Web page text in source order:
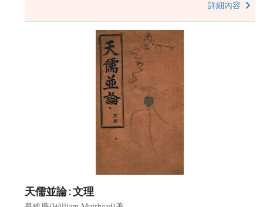
詳細內容
天儒並論 : 文理